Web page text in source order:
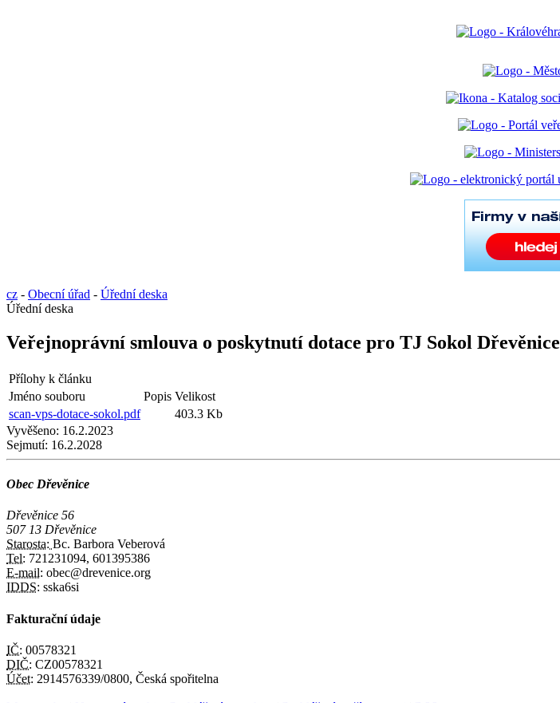
cz - Obecní úřad - Úřední deska
Úřední deska
Veřejnoprávní smlouva o poskytnutí dotace pro TJ Sokol Dřevěnice
Přílohy k článku
Jméno souboru
Popis Velikost
scan-vps-dotace-sokol.pdf
403.3 Kb
Vyvěšeno: 16.2.2023
Sejmutí: 16.2.2028
Obec Dřevěnice
Dřevěnice 56
507 13 Dřevěnice
Starosta: Bc. Barbora Veberová
Tel: 721231094, 601395386
E-mail: obec@drevenice.org
IDDS: sska6si
Fakturační údaje
IČ: 00578321
DIČ: CZ00578321
Účet: 2914576339/0800, Česká spořitelna